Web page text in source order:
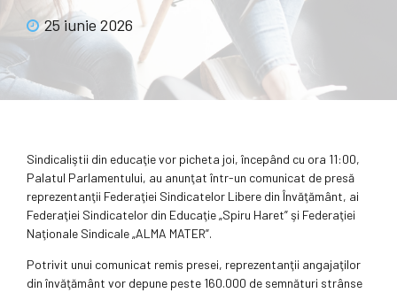
25 iunie 2026
Sindicaliştii din educaţie vor picheta joi, începând cu ora 11:00,
Palatul Parlamentului, au anunţat într-un comunicat de presă
reprezentanţii Federaţiei Sindicatelor Libere din Învăţământ, ai
Federaţiei Sindicatelor din Educaţie „Spiru Haret” şi Federaţiei
Naţionale Sindicale „ALMA MATER”.
Potrivit unui comunicat remis presei, reprezentanţii angajaţilor
din învăţământ vor depune peste 160.000 de semnături strânse